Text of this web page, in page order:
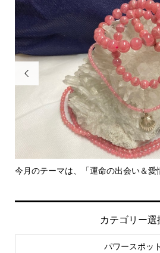

今月のテーマは、「運命の出会い＆愛
カテゴリー選
パワースポット